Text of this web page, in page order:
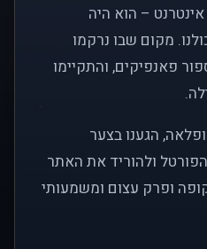
– הוא היה
מקום שבו נרקמו
פאנפיקים, והתקיימו
הגענו בצער
ולהוריד את האתר
ופרק עצום ומשמעותי